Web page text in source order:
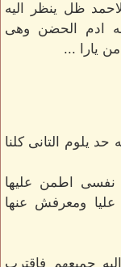
ظل ينظر اليه
ادم الحضن وهى
يارا ...
يلوم التانى كلنا
نفسى اطمن عليها
ومعرفش عنها
جميعهم فاقترب